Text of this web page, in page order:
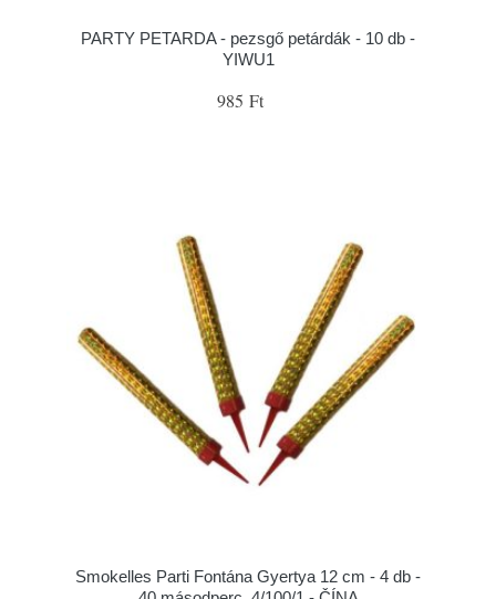
PARTY PETARDA - pezsgő petárdák - 10 db -
YIWU1
985 Ft
Smokelles Parti Fontána Gyertya 12 cm - 4 db -